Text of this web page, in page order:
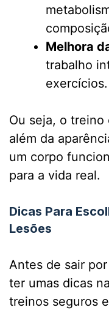
Melhora
trabalho
exercícios.
Ou seja, o
além da
um corpo
para a vida real.
Dicas Para
Lesões
Antes de sair
ter umas dicas
treinos seguros